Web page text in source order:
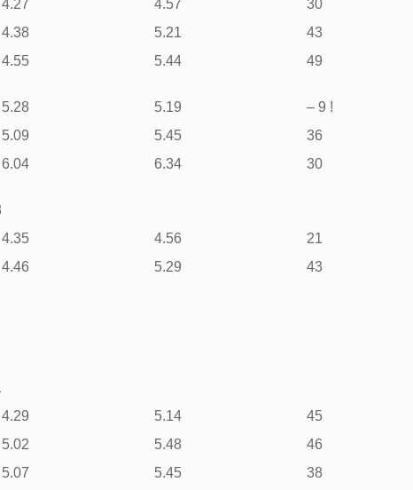
4.27 4.57 30
4.38 5.21 43
4.55 5.44 49
5.28 5.19 – 9 !
5.09 5.45 36
6.04 6.34 30
4.35 4.56 21
4.46 5.29 43
4.29 5.14 45
5.02 5.48 46
5.07 5.45 38